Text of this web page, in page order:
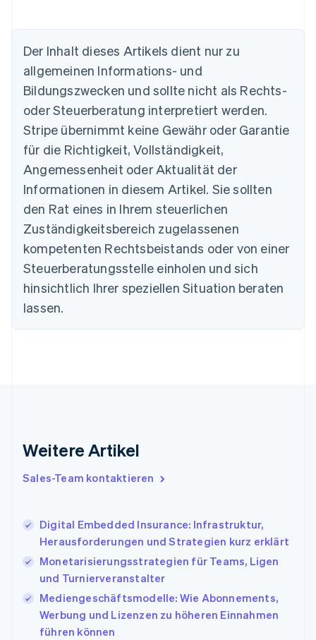
Der Inhalt dieses Artikels dient nur zu
allgemeinen Informations- und
Bildungszwecken und sollte nicht als Rechts-
oder Steuerberatung interpretiert werden.
Stripe übernimmt keine Gewähr oder Garantie
für die Richtigkeit, Vollständigkeit,
Angemessenheit oder Aktualität der
Informationen in diesem Artikel. Sie sollten
den Rat eines in Ihrem steuerlichen
Zuständigkeitsbereich zugelassenen
kompetenten Rechtsbeistands oder von einer
Steuerberatungsstelle einholen und sich
hinsichtlich Ihrer speziellen Situation beraten
lassen.
Weitere Artikel
Sales-Team kontaktieren
Digital Embedded Insurance: Infrastruktur,
Herausforderungen und Strategien kurz erklärt
Monetarisierungsstrategien für Teams, Ligen
und Turnierveranstalter
Mediengeschäftsmodelle: Wie Abonnements,
Werbung und Lizenzen zu höheren Einnahmen
führen können
Australien
English
Belgien
Nederlands Français DeutschEnglish
Brasilien
PortuguêsEnglish
English
Dänemark
English
Deutschland
DeutschEnglish
Estland
Festlandchina
简体中文English
Finnland
English
Frankreich
Irland
Italien
日本語 English
Kanada
EnglishFrançais
Kroatien
English Italiano
English
Liechtenstein
Deutsch English